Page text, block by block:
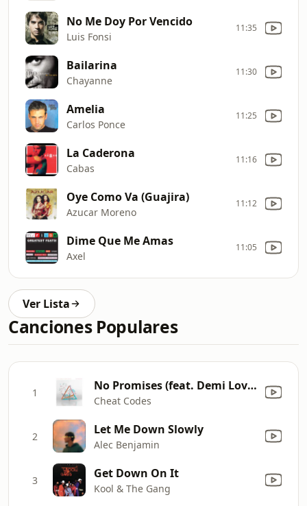
No Me Doy Por Vencido
Luis Fonsi
11:35
Bailarina
Chayanne
11:30
Amelia
Carlos Ponce
11:25
La Caderona
Cabas
11:16
Oye Como Va (Guajira)
Azucar Moreno
11:12
Dime Que Me Amas
Axel
11:05
Ver Lista
Canciones Populares
1 No Promises (feat. Demi Lovato)
Cheat Codes
2 Let Me Down Slowly
Alec Benjamin
3 Get Down On It
Kool & The Gang